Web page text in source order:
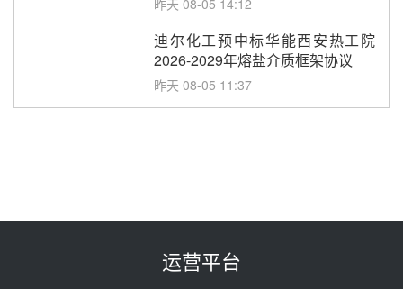
迪尔化工预中标华能西安热工院
2026-2029年熔盐介质框架协议
昨天 08-05 11:37
规模化助力构建绿色低碳电力供给
运营平台